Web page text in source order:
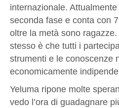
internazionale.
seconda fase e conta con
oltre la metà sono ragazze.
stesso è che tutti i
strumenti e le conoscenze
economicamente
Yeluma ripone molte
vedo l’ora di guadagnare